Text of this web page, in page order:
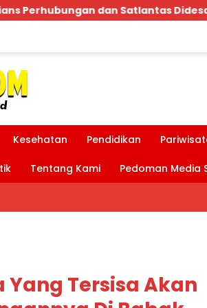
Didesak Bertindak Tegas!
Kesehatan Pendidikan
Tentang Kami Pedoman Media
Yang Tersisa Akan